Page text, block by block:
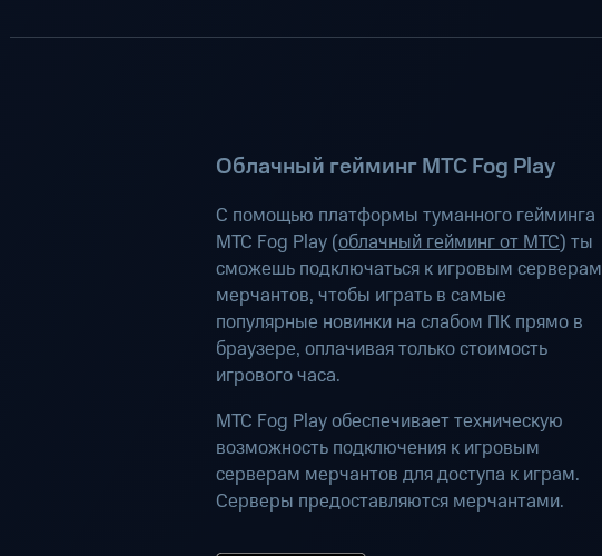
Облачный гейминг МТС Fog Play
С помощью платформы туманного гейминга
МТС Fog Play (облачный гейминг от МТС) ты
сможешь подключаться к игровым серверам
мерчантов, чтобы играть в самые
популярные новинки на слабом ПК прямо в
браузере, оплачивая только стоимость
игрового часа.
МТС Fog Play обеспечивает техническую
возможность подключения к игровым
серверам мерчантов для доступа к играм.
Серверы предоставляются мерчантами.